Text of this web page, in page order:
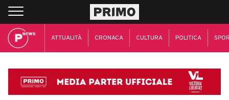
ATTUALITÀ CRONACA CULTURA POLITICA